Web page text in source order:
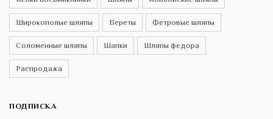
Широкополые шляпы Береты Фетровые шляпы
Соломенные шляпы Шапки Шляпы федора
Распродажа
ПОДПИСКА